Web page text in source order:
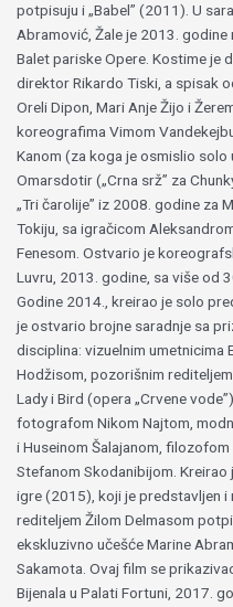
potpisuju i „Babel” (2011). U
Abramović, Žale je 2013. godine
Balet pariske Opere. Kostime je
direktor Rikardo Tiski, a spisak
Oreli Dipon, Mari Anje Žijo i
koreografima Vimom
Kanom (za koga je osmislio solo
Omarsdotir („Crna srž” za
„Tri čarolije” iz 2008. godine za
Tokiju, sa igračicom
Fenesom. Ostvario je
Luvru, 2013. godine, sa više od
Godine 2014., kreirao je solo
je ostvario brojne saradnje sa
disciplina: vizuelnim umetnicima
Hodžisom, pozorišnim
Lady i Bird (opera „Crvene
fotografom Nikom Najtom,
i Huseinom Šalajanom,
Stefanom Skodanibijom.
igre (2015), koji je predstavljen i
rediteljem Žilom Delmasom
ekskluzivno učešće Marine
Sakamota. Ovaj film se
Bijenala u Palati Fortuni, 2017.